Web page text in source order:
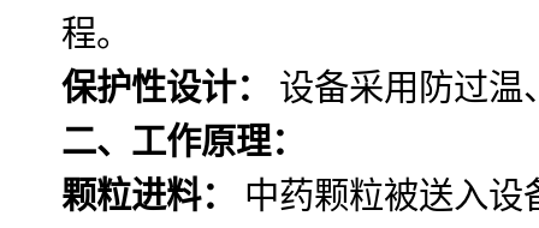
程。
保护性设计：
设备采用防过温
二、工作原理：
颗粒进料：
中药颗粒被送入设